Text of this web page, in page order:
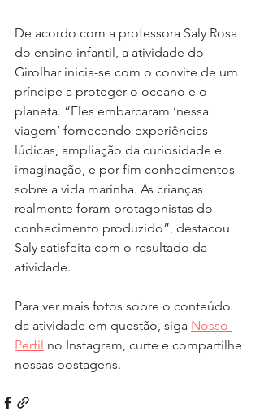
De acordo com a professora Saly Rosa
do ensino infantil, a atividade do
Girolhar inicia-se com o convite de um
príncipe a proteger o oceano e o
planeta. “Eles embarcaram ‘nessa
viagem’ fornecendo experiências
lúdicas, ampliação da curiosidade e
imaginação, e por fim conhecimentos
sobre a vida marinha. As crianças
realmente foram protagonistas do
conhecimento produzido”, destacou
Saly satisfeita com o resultado da
atividade.
Para ver mais fotos sobre o conteúdo
da atividade em questão, siga Nosso
Perfil no Instagram, curte e compartilhe
nossas postagens.